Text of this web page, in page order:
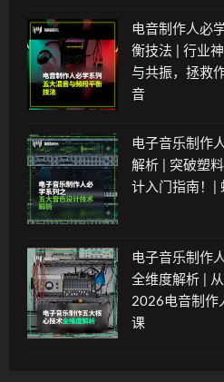
电音制作人必
衡技法 | 行业
与共振，拯救
音
电子音乐制作
解析 | 突破塑
计入门指南！|
电子音乐制作
全维度解析 |
2026电音制作
课